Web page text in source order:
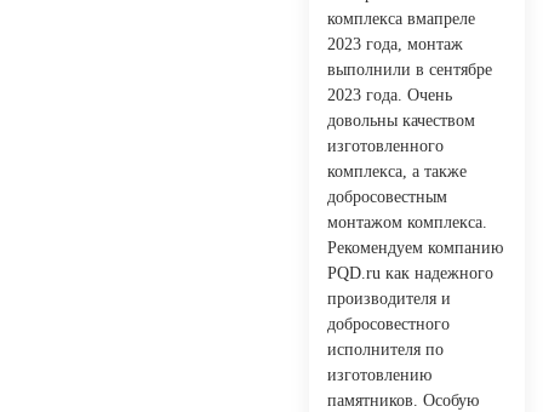
комплекса вмапреле
2023 года, монтаж
выполнили в сентябре
2023 года. Очень
довольны качеством
изготовленного
комплекса, а также
добросовестным
монтажом комплекса.
Рекомендуем компанию
PQD.ru как надежного
производителя и
добросовестного
исполнителя по
изготовлению
памятников. Особую